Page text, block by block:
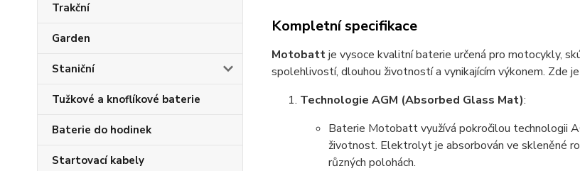
Trakční
Garden
Staniční
Tužkové a knoflíkové baterie
Baterie do hodinek
Startovací kabely
Kompletní specifikace
Motobattje vysoce kvalitní baterie určená pro motocykly,
spolehlivostí, dlouhou životností a vynikajícím výkonem. Zde
Technologie AGM (Absorbed Glass Mat):
Baterie Motobatt využívá pokročilou technologii
životnost. Elektrolyt je absorbován ve skleněné
různých polohách.